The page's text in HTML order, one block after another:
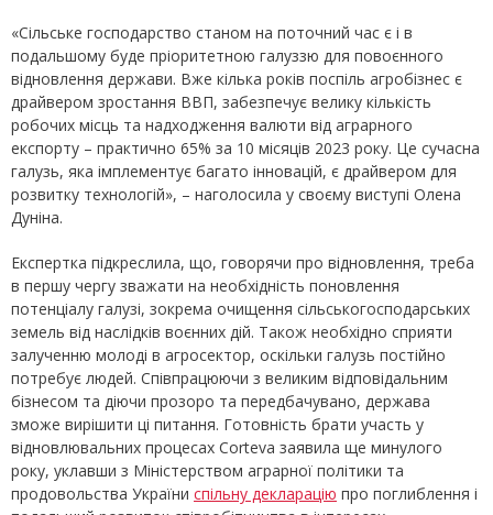
«Сільське господарство станом на поточний час є і в
подальшому буде пріоритетною галуззю для повоєнного
відновлення держави. Вже кілька років поспіль агробізнес є
драйвером зростання ВВП, забезпечує велику кількість
робочих місць та надходження валюти від аграрного
експорту – практично 65% за 10 місяців 2023 року. Це сучасна
галузь, яка імплементує багато інновацій, є драйвером для
розвитку технологій», – наголосила у своєму виступі Олена
Дуніна.
Експертка підкреслила, що, говорячи про відновлення, треба
в першу чергу зважати на необхідність поновлення
потенціалу галузі, зокрема очищення сільськогосподарських
земель від наслідків воєнних дій. Також необхідно сприяти
залученню молоді в агросектор, оскільки галузь постійно
потребує людей. Співпрацюючи з великим відповідальним
бізнесом та діючи прозоро та передбачувано, держава
зможе вирішити ці питання. Готовність брати участь у
відновлювальних процесах Corteva заявила ще минулого
року, уклавши з Міністерством аграрної політики та
продовольства України спільну декларацію про поглиблення і